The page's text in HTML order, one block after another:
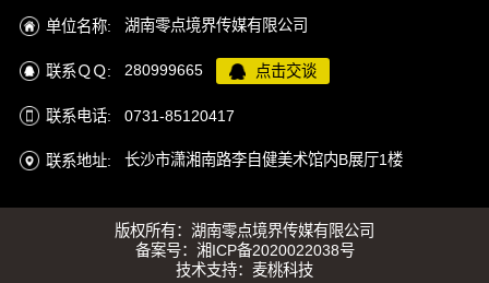
单位名称: 湖南零点境界传媒有限公司
联系ＱＱ: 280999665 点击交谈
联系电话: 0731-85120417
联系地址: 长沙市潇湘南路李自健美术馆内B展厅1楼
版权所有：湖南零点境界传媒有限公司
备案号： 湘ICP备2020022038号
技术支持： 麦桃科技